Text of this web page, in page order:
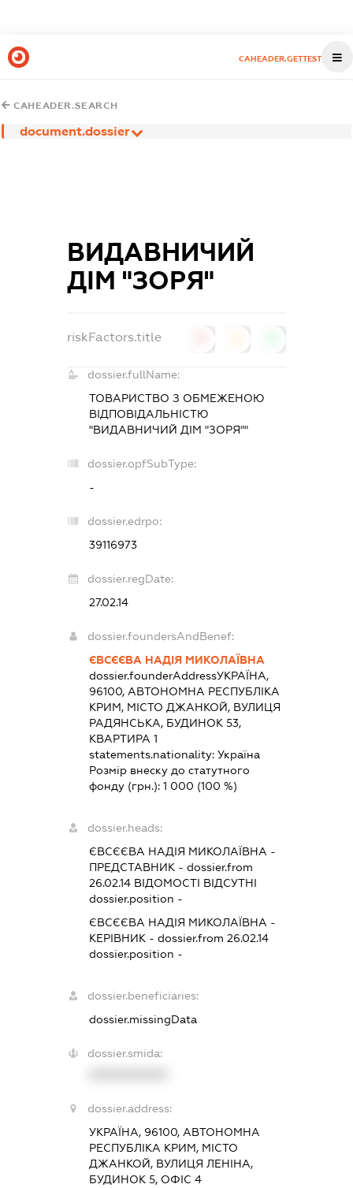
CAHEADER.GETTEST
CAHEADER.SEARCH
document.dossier
ВИДАВНИЧИЙ
ДІМ "ЗОРЯ"
riskFactors.title
dossier.fullName:
ТОВАРИСТВО З ОБМЕЖЕНОЮ
ВІДПОВІДАЛЬНІСТЮ
"ВИДАВНИЧИЙ ДІМ "ЗОРЯ""
dossier.opfSubType:
-
dossier.edrpo:
39116973
dossier.regDate:
27.02.14
dossier.foundersAndBenef:
ЄВСЄЄВА НАДІЯ МИКОЛАЇВНА
dossier.founderAddressУКРАЇНА,
96100, АВТОНОМНА РЕСПУБЛІКА
КРИМ, МІСТО ДЖАНКОЙ, ВУЛИЦЯ
РАДЯНСЬКА, БУДИНОК 53,
КВАРТИРА 1
statements.nationality: Україна
Розмір внеску до статутного
фонду (грн.): 1 000 (100 %)
dossier.heads:
ЄВСЄЄВА НАДІЯ МИКОЛАЇВНА -
ПРЕДСТАВНИК - dossier.from
26.02.14ВІДОМОСТІ ВІДСУТНІ
dossier.position -
ЄВСЄЄВА НАДІЯ МИКОЛАЇВНА -
КЕРІВНИК - dossier.from 26.02.14
dossier.position -
dossier.beneficiaries:
dossier.missingData
dossier.smida:
dossier.address:
УКРАЇНА, 96100, АВТОНОМНА
РЕСПУБЛІКА КРИМ, МІСТО
ДЖАНКОЙ, ВУЛИЦЯ ЛЕНІНА,
БУДИНОК 5, ОФІС 4